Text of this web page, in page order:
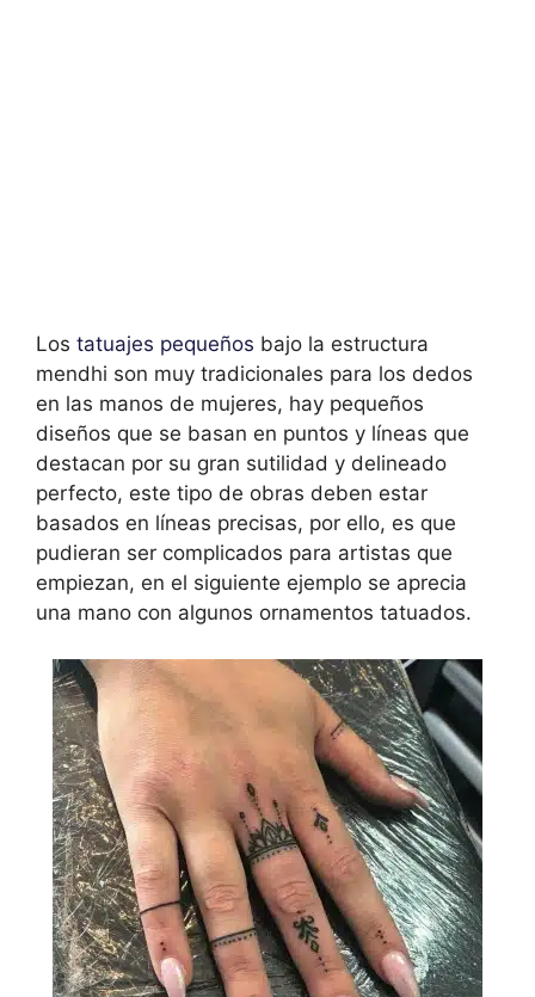
Los tatuajes pequeños bajo la estructura
mendhi son muy tradicionales para los dedos
en las manos de mujeres, hay pequeños
diseños que se basan en puntos y líneas que
destacan por su gran sutilidad y delineado
perfecto, este tipo de obras deben estar
basados en líneas precisas, por ello, es que
pudieran ser complicados para artistas que
empiezan, en el siguiente ejemplo se aprecia
una mano con algunos ornamentos tatuados.